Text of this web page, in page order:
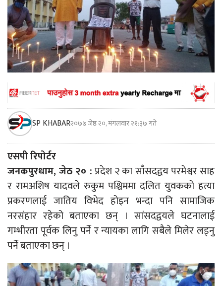
SP KHABAR२०७७ जेष्ठ २०, मंगलवार २१:३७ गते
एसपी रिपोर्टर
जनकपुरधाम, जेठ २० :प्रदेश २ का साँसदद्वय परमेश्वर साह
र रामअशिष यादवले रुकुम पश्चिममा दलित युवकको हत्या
प्रकरणलाई जातिय विभेद होइन भन्दा पनि सामाजिक
नरसंंहार रहेको बताएका छन् । सांसदद्वयले घटनालाई
गम्भीरता पूर्वक लिनु पर्ने र न्यायका लागि सबैले मिलेर लड्नु
पर्ने बताएका छन् ।